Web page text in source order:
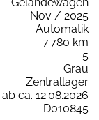
Nov / 2025
Automatik
7.780 km
5
Grau
Zentrallager
ab ca. 12.08.2026
D010845